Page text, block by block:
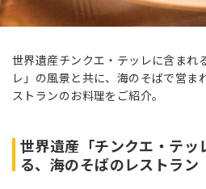
世界遺産チンクエ・テッレに含まれ
レ」の風景と共に、海のそばで営ま
ストランのお料理をご紹介。
世界遺産「チンクエ・テッ
る、海のそばのレストラン